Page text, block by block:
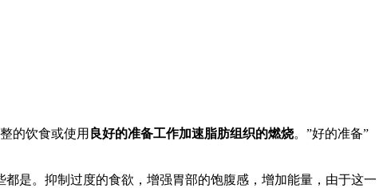
的饮食或使用 良好的准备工作加速脂肪组织的燃烧。”好的准备”
是。抑制过度的食欲，增强胃部的饱腹感，增加能量，由于这一